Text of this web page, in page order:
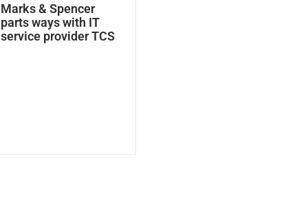
Marks & Spencer
parts ways with IT
service provider TCS